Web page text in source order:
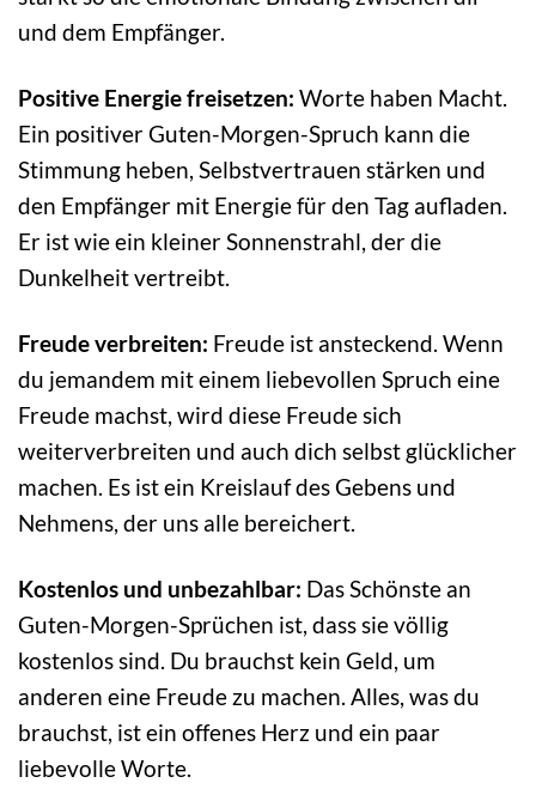
und dem Empfänger.
Positive Energie freisetzen: Worte haben Macht.
Ein positiver Guten-Morgen-Spruch kann die
Stimmung heben, Selbstvertrauen stärken und
den Empfänger mit Energie für den Tag aufladen.
Er ist wie ein kleiner Sonnenstrahl, der die
Dunkelheit vertreibt.
Freude verbreiten: Freude ist ansteckend. Wenn
du jemandem mit einem liebevollen Spruch eine
Freude machst, wird diese Freude sich
weiterverbreiten und auch dich selbst glücklicher
machen. Es ist ein Kreislauf des Gebens und
Nehmens, der uns alle bereichert.
Kostenlos und unbezahlbar: Das Schönste an
Guten-Morgen-Sprüchen ist, dass sie völlig
kostenlos sind. Du brauchst kein Geld, um
anderen eine Freude zu machen. Alles, was du
brauchst, ist ein offenes Herz und ein paar
liebevolle Worte.